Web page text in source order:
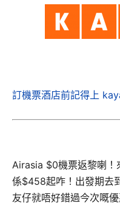
訂機票酒店前記得上
Airasia $0機票返黎喇！
係$458起咋！出發期去
友仔就唔好錯過今次嘅優